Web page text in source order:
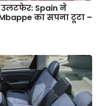
उलटफेर: Spain ने
का सपना टूटा –